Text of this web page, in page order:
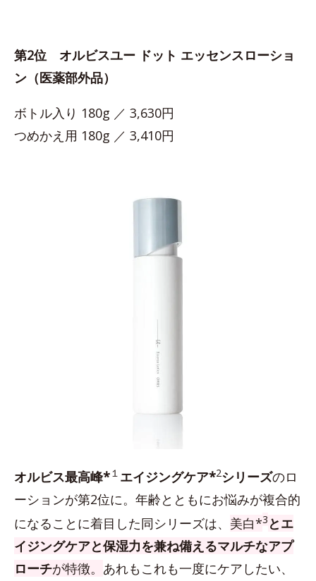
第2位 オルビスユー ドット エッセンスローショ
ン（医薬部外品）
ボトル入り 180g ／ 3,630円
つめかえ用 180g ／ 3,410円
オルビス最高峰*１ エイジングケア*2シリーズのロ
ーションが第2位に。年齢とともにお悩みが複合的
になることに着目した同シリーズは、 美白*3 とエ
イジングケアと保湿力を兼ね備えるマルチなアプ
ローチが特徴。 あれもこれも一度にケアしたい、